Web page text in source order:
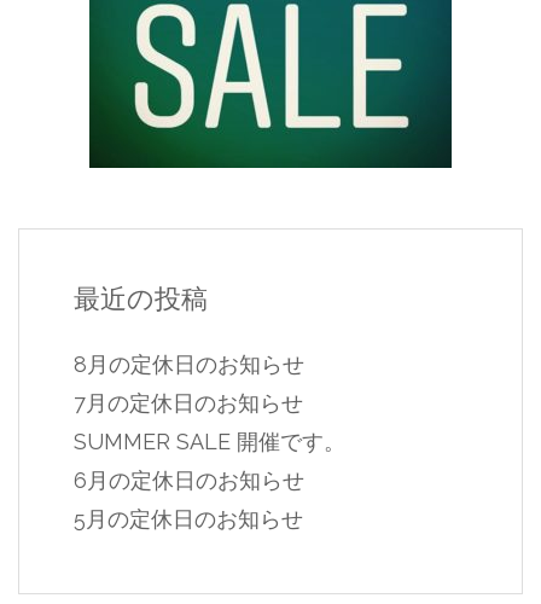
最近の投稿
8月の定休日のお知らせ
7月の定休日のお知らせ
SUMMER SALE 開催です。
6月の定休日のお知らせ
5月の定休日のお知らせ